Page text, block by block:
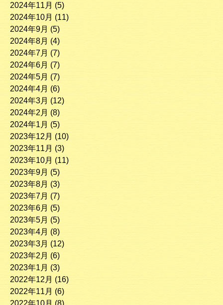
2024年11月 (5)
2024年10月 (11)
2024年9月 (5)
2024年8月 (4)
2024年7月 (7)
2024年6月 (7)
2024年5月 (7)
2024年4月 (6)
2024年3月 (12)
2024年2月 (8)
2024年1月 (5)
2023年12月 (10)
2023年11月 (3)
2023年10月 (11)
2023年9月 (5)
2023年8月 (3)
2023年7月 (7)
2023年6月 (5)
2023年5月 (5)
2023年4月 (8)
2023年3月 (12)
2023年2月 (6)
2023年1月 (3)
2022年12月 (16)
2022年11月 (6)
2022年10月 (8)